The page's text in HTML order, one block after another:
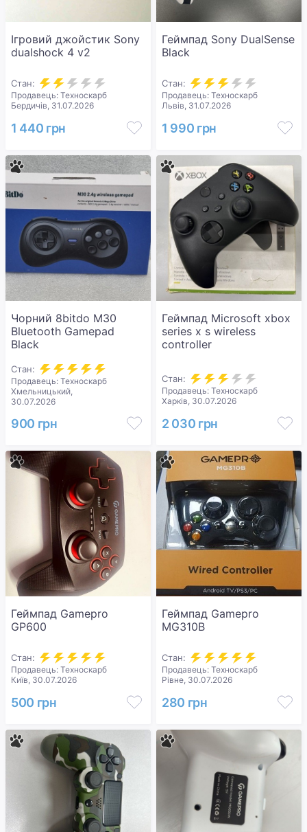
Ігровий джойстик Sony
dualshock 4 v2
Стан:
Продавець: Техноскарб
Бердичів, 31.07.2026
1 440 грн
Геймпад Sony DualSense
Black
Стан:
Продавець: Техноскарб
Львів, 31.07.2026
1 990 грн
Чорний 8bitdo M30
Bluetooth Gamepad
Black
Стан:
Продавець: Техноскарб
Хмельницький,
30.07.2026
900 грн
Геймпад Microsoft xbox
series x s wireless
controller
Стан:
Продавець: Техноскарб
Харків, 30.07.2026
2 030 грн
Геймпад Gamepro
GP600
Стан:
Продавець: Техноскарб
Київ, 30.07.2026
500 грн
Геймпад Gamepro
MG310B
Стан:
Продавець: Техноскарб
Рівне, 30.07.2026
280 грн